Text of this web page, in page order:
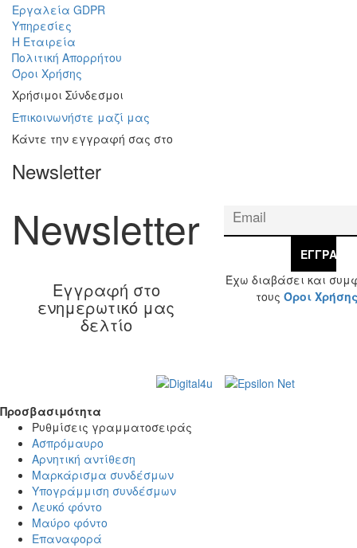
Εργαλεία GDPR
Υπηρεσίες
Η Εταιρεία
Πολιτική Απορρήτου
Όροι Χρήσης
Χρήσιμοι Σύνδεσμοι
Επικοινωνήστε μαζί μας
Κάντε την εγγραφή σας στο
Newsletter
Newsletter
Εγγραφή στο
ενημερωτικό μας
δελτίο
ΕΓΓΡΑΦΉ
Έχω διαβάσει και
τους Όροι
Προσβασιμότητα
Προσβασιμότητα
Ρυθμίσεις γραμματοσειράς
Ασπρόμαυρο
Αρνητική αντίθεση
Μαρκάρισμα συνδέσμων
Υπογράμμιση συνδέσμων
Λευκό φόντο
Μαύρο φόντο
Επαναφορά